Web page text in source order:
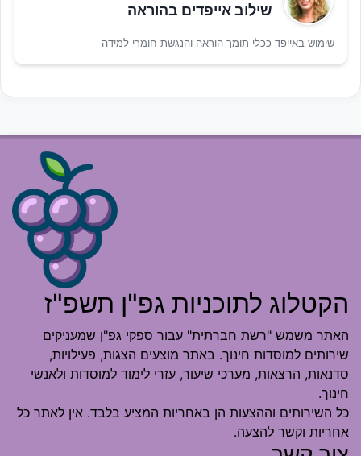
שילוב אייפדים בהוראה
שימוש באייפד ככלי תומך הוראה והנגשת חומרי למידה
הקטלוג לתוכניות גפ"ן תשפ"ז
האתר משמש "רשת חברתית" עבור ספקי גפ"ן שמעניקים
שירותים למוסדות חינוך. באתר מוצעים הצגות, פעילויות,
סדנאות, הרצאות, מערכי שיעור, עזרי לימוד למוסדות ולאנשי
חינוך.
כל השירותים וההצעות הן באחריות המציע בלבד. אין לאתר כל
אחריות וקשר להצעה.